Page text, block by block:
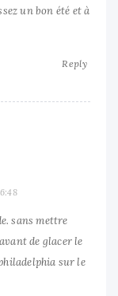
un bon été et à
Reply
sans mettre
de glacer le
sur le